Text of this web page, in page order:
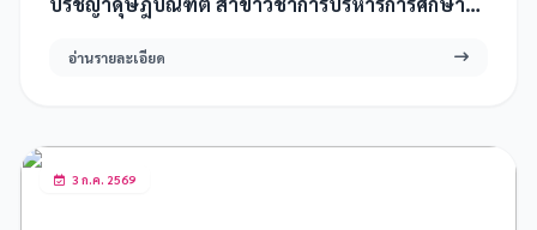
อ่านรายละเอียด
3 ก.ค. 2569